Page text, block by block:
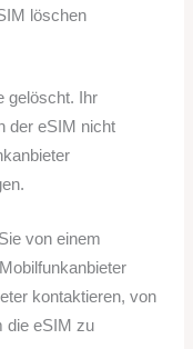
löschen
gelöscht. Ihr
der eSIM nicht
von einem
kontaktieren, von
die eSIM zu